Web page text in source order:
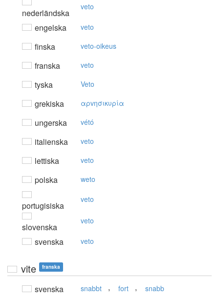
nederländska
veto
engelska veto
finska veto-oikeus
franska veto
tyska Veto
grekiska αρvησικυρία
ungerska vétó
italienska veto
lettiska veto
polska weto
portugisiska
veto
slovenska
veto
svenska veto
vite franska
svenska snabbt , fort , snabb